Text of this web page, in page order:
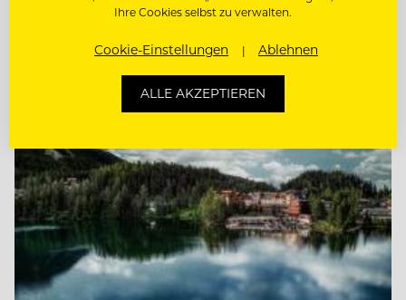
CHEF DE RANG (M/W/D) AM KNAPPENHOF
Entdecke alle Jobs
Ihre Cookies selbst zu verwalten.
Cookie-Einstellungen Ablehnen
ALLE AKZEPTIEREN